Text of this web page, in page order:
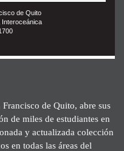
de Quito
Interoceánica
de Quito, abre sus
de miles de estudiantes en
y actualizada colección
en todas las áreas del